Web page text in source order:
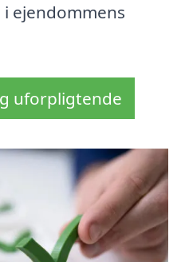
ejendommens
uforpligtende